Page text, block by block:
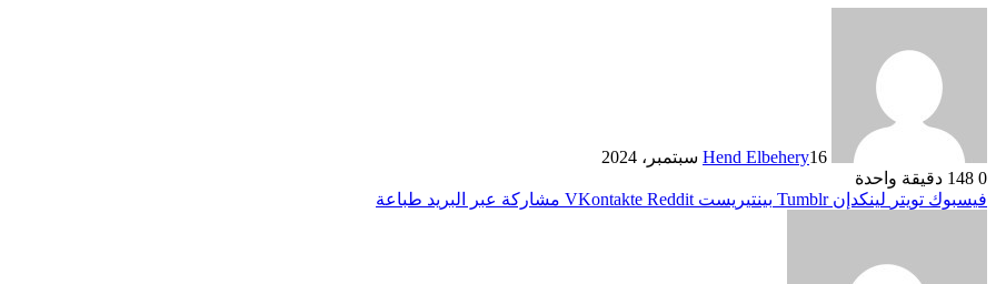
Hend Elbehery16 سبتمبر، 2024
0
دقيقة واحدة
فيسبوك تويتر لينكدإن بينتيريست مشاركة عبر البريد طباعة